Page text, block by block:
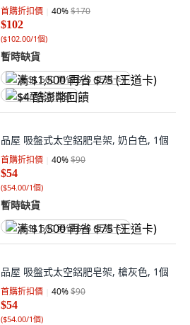
首購折扣價 40%$170
$102
($102.00/1個)
暫時缺貨
满 $1,500 再省 $75 (王道卡)
$4 酷澎幣回饋
品屋 吸盤式太空鋁肥皂架, 奶白色, 1個
首購折扣價 40%$90
$54
($54.00/1個)
暫時缺貨
满 $1,500 再省 $75 (王道卡)
品屋 吸盤式太空鋁肥皂架, 槍灰色, 1個
首購折扣價 40%$90
$54
($54.00/1個)